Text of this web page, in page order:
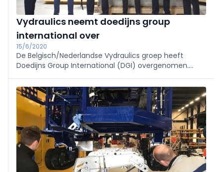
Vydraulics neemt doedijns group
international over
15/6/2020
De Belgisch/Nederlandse Vydraulics groep heeft
Doedijns Group International (DGI) overgenomen.
Vydraulics groep, zijnde het bieden van
totaaloplossingen voor systemen, componenten en
service op het gebied van bewegings- en
besturingstechnologie en processystemen. Doedijns,
Sypack en Koppen & Lethem zijn overigens niet de
eerste partijen die zich aansluiten bij de Vydraulics
groep. Vremac Cylinders, Vapo Hydraulics, Hydropack
Hydraulics en GDM Precisie Mechaniek zijn reeds
onderdeel van de Vydraulics Groep.